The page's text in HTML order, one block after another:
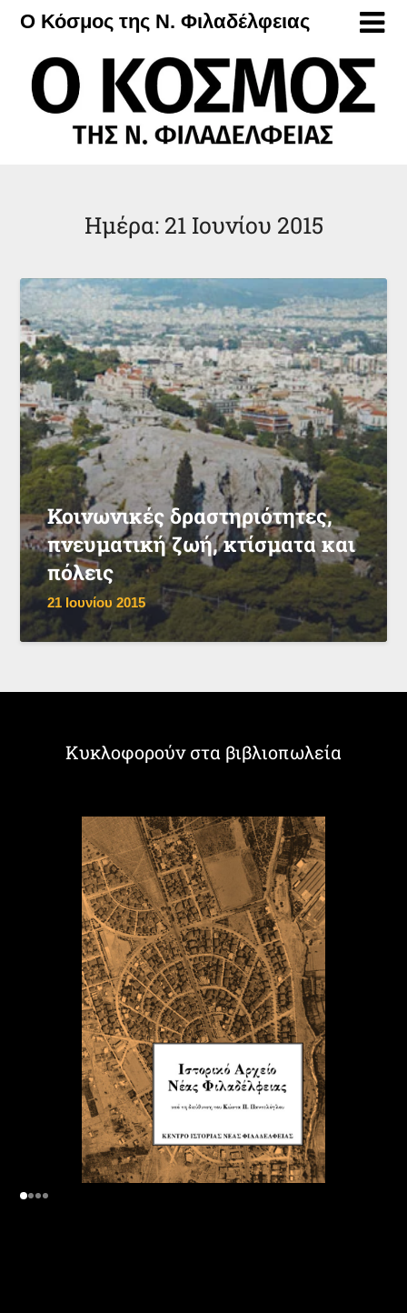
Μετάβαση
περιεχόμενο
Ο Κόσμος της Ν. Φιλαδέλφειας
Ημέρα: 21 Ιουνίου 2015
Κοινωνικές δραστηριότητες,
πνευματική ζωή, κτίσματα και
πόλεις
21 Ιουνίου 2015
Κυκλοφορούν στα βιβλιοπωλεία